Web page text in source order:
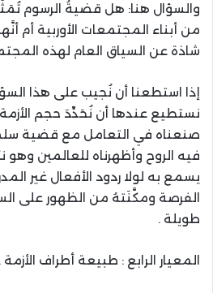
والسؤال هنا: هل قضيةُ الرسوم
من أبناء المجتمعات الأوربية أم
شاذة عن السياق العام لهذه
إذا استطعنا أن نُجيب على هذا
نستطيع عندها أن نُحَدِّدَ حجم الأزمة
صنعناه في التعامل مع قضية
فيه الروح وأظهرناه للعالمين وهو
يسمع به لولا ردود الأفعال غير
الفرصة ومكَّنَتهُ من الظهور على
طويلة .
المعيار الرابع : طبيعة أطراف الأزمة .